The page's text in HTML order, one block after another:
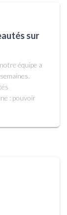
sur
équipe a
: pouvoir